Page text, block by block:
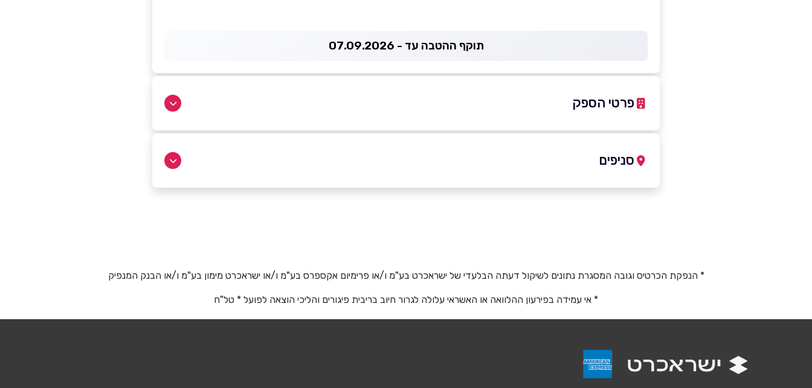
תוקף ההטבה עד - 07.09.2026
פרטי הספק
נושא*
אנא חזרו אלי בקשר ל...
סניפים
* הנפקת הכרטיס וגובה המסגרת נתונים לשיקול דעתה הבלעדי של ישראכרט בע"מ ו/או פרימיום אקספרס בע"מ ו/או ישראכרט מימון בע"מ ו/או הבנק המנפיק
* אי עמידה בפירעון ההלוואה או האשראי עלולה לגרור חיוב בריבית פיגורים והליכי הוצאה לפועל * טל"ח